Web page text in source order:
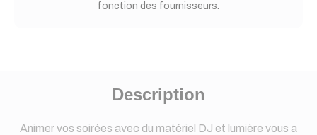
fonction des fournisseurs.
Description
Animer vos soirées avec du matériel DJ et lumière vous a